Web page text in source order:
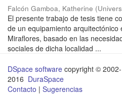
Falcón Gamboa, Katherine (
El presente trabajo de tesis tiene
de un equipamiento
Miraflores, basado en las
sociales de dicha localidad ...
DSpace software copyright © 2002-
2016 DuraSpace
Contacto | Sugerencias